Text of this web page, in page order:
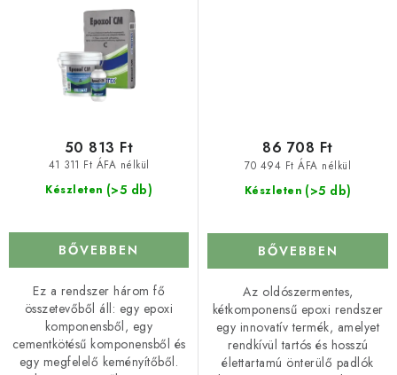
Készleten (>5 db)
41 311 Ft ÁFA nélkül
50 813 Ft
BŐVEBBEN
Ez a rendszer három fő
összetevőből áll: egy epoxi
komponensből, egy
cementkötésű komponensből és
egy megfelelő keményítőből.
Készleten (>5 db)
70 494 Ft ÁFA nélkül
86 708 Ft
BŐVEBBEN
Az oldószermentes,
kétkomponensű epoxi rendszer
egy innovatív termék, amelyet
rendkívül tartós és hosszú
élettartamú önterülő padlók